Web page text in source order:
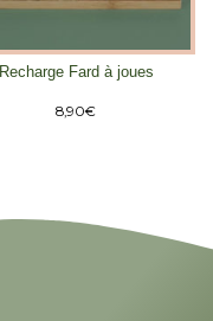
Recharge Fard à joues
8,90€